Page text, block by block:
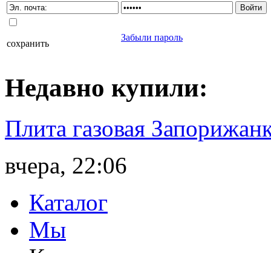
сохранить
Забыли пароль
Недавно купили:
Плита газовая
вчера, 22:06
Каталог
Мы